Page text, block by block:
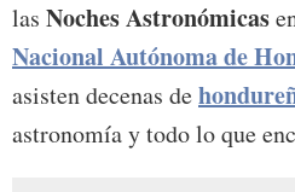
las Noches Astronómicas
Nacional Autónoma de
asisten decenas de
astronomía y todo lo que